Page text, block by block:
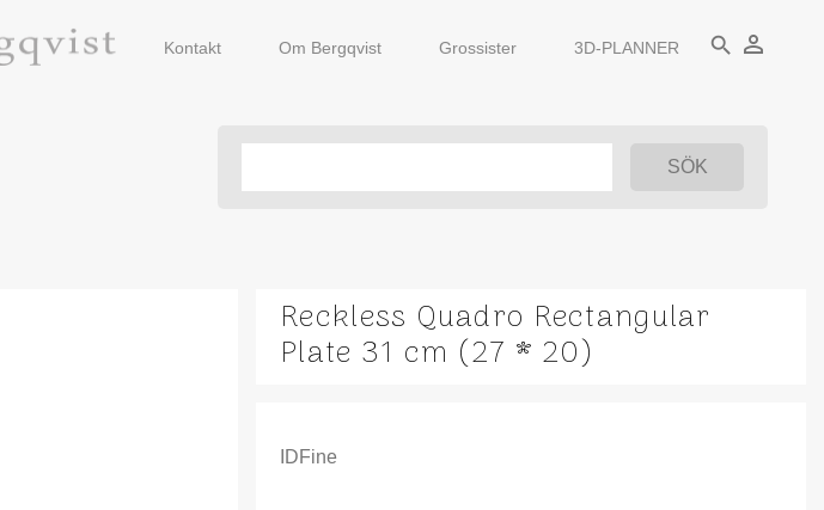
Kontakt Om Bergqvist Grossister 3D-PLANNER search person_outline
Reckless Quadro Rectangular
Plate 31 cm (27 * 20)
IDFine